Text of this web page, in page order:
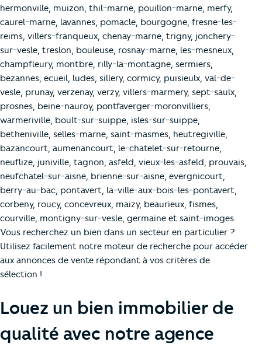
hermonville, muizon, thil-marne, pouillon-marne, merfy,
caurel-marne, lavannes, pomacle, bourgogne, fresne-les-
reims, villers-franqueux, chenay-marne, trigny, jonchery-
sur-vesle, treslon, bouleuse, rosnay-marne, les-mesneux,
champfleury, montbre, rilly-la-montagne, sermiers,
bezannes, ecueil, ludes, sillery, cormicy, puisieulx, val-de-
vesle, prunay, verzenay, verzy, villers-marmery, sept-saulx,
prosnes, beine-nauroy, pontfaverger-moronvilliers,
warmeriville, boult-sur-suippe, isles-sur-suippe,
betheniville, selles-marne, saint-masmes, heutregiville,
bazancourt, aumenancourt, le-chatelet-sur-retourne,
neuflize, juniville, tagnon, asfeld, vieux-les-asfeld, prouvais,
neufchatel-sur-aisne, brienne-sur-aisne, evergnicourt,
berry-au-bac, pontavert, la-ville-aux-bois-les-pontavert,
corbeny, roucy, concevreux, maizy, beaurieux, fismes,
courville, montigny-sur-vesle, germaine et saint-imoges.
Vous recherchez un bien dans un secteur en particulier ?
Utilisez facilement notre moteur de recherche pour accéder
aux annonces de vente répondant à vos critères de
sélection !
Louez un bien immobilier de
qualité avec notre agence